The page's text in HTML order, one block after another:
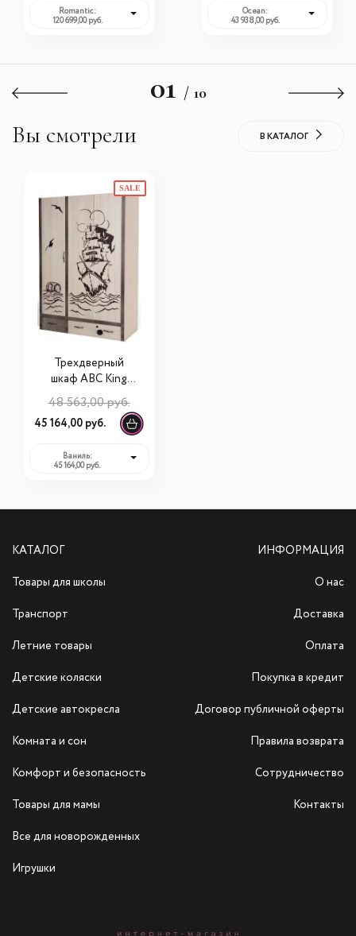
Romantic:
120 699,00 руб.
Ocean:
43 938,00 руб.
01 / 10
Вы смотрели В КАТАЛОГ
SALE
Трехдверный
шкаф ABC King
48 563,00 руб.
45 164,00 руб.
Ваниль:
45 164,00 руб.
КАТАЛОГ
Товары для школы
Транспорт
Летние товары
Детские коляски
Детские автокресла
Комната и сон
Комфорт и безопасность
Товары для мамы
Все для новорожденных
Игрушки
ИНФОРМАЦИЯ
О нас
Доставка
Оплата
Покупка в кредит
Договор публичной оферты
Правила возврата
Сотрудничество
Контакты